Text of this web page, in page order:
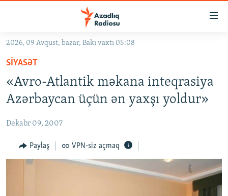
Əsas
qayıt
Əsas
naviqasiyaya
qayıt
Axtarışa
GÜNDƏM
KORRUPSIOMETR
FƏRQƏ BAX
QANUNI DOĞRU
ARAŞDIRMA
2026, 09 Avqust, bazar, Bakı vaxtı 05:08
SIYASƏT
«Avro-Atlantik məkana inteqrasiya
Azərbaycan üçün ən yaxşı yoldur»
Dekabr 09, 2007
Paylaş VPN-siz açmaq